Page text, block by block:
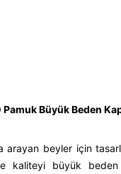
Büyük Beden
arayan beyler için
kaliteyi büyük beden